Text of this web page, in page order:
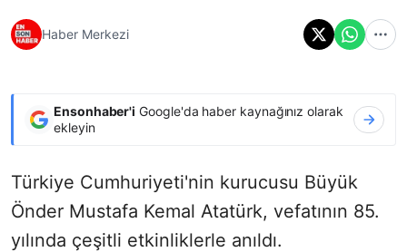
Haber Merkezi
Ensonhaber'i Google'da haber kaynağınız olarak
ekleyin
Türkiye Cumhuriyeti'nin kurucusu Büyük
Önder Mustafa Kemal Atatürk, vefatının 85.
yılında çeşitli etkinliklerle anıldı.